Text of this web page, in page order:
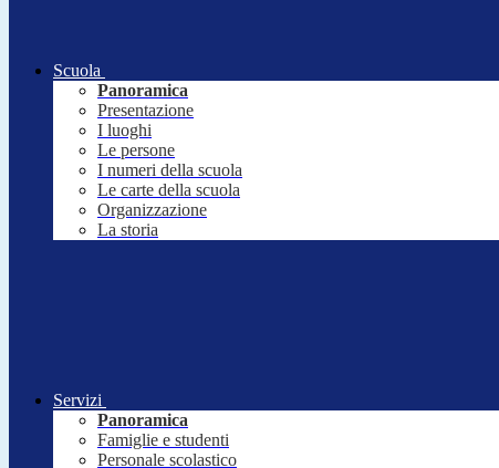
Scuola
Panoramica
Presentazione
I luoghi
Le persone
I numeri della scuola
Le carte della scuola
Organizzazione
La storia
Servizi
Panoramica
Famiglie e studenti
Personale scolastico